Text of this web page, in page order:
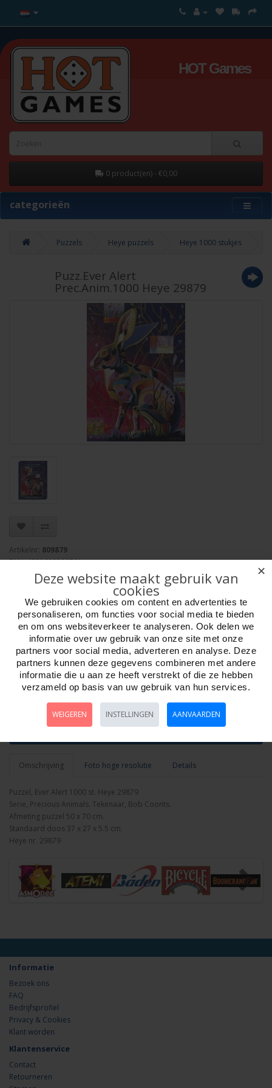
HOT Games
0 product(en) - €0,00
categorieën
Puzzels Heye puzzels Heye 1000 stukjes
Puzz.Ever Alert
Prec.Anim.1000 Heye 29879
Artikelnr: 809879
EAN: 4001689298791
Verpakkingseenheid: 6
Minimum afname: 1
Merk:Heye Puzzle
Aantal
Omschrijving Foto hoge resolutie Details
Puzzel, Ever Alert 1000 st. Heye 29879
Serie, Precious Animals. Tekenaar, Bob Coonts.
Afmeting puzzel 50 x 70 cm.
Standaard doos 37 x 27 x 5.5 cm.
Heye nr. 29879
Informatie
Bezoek ons
FAQ
Bedrijfsprofiel
Privacy & Cookies
Klant worden
Klantenservice
Contact
Retourneren
✕
Deze website maakt gebruik van
cookies
We gebruiken cookies om content en advertenties te
personaliseren, om functies voor social media te bieden
en om ons websiteverkeer te analyseren. Ook delen we
informatie over uw gebruik van onze site met onze
partners voor social media, adverteren en analyse. Deze
partners kunnen deze gegevens combineren met andere
informatie die u aan ze heeft verstrekt of die ze hebben
verzameld op basis van uw gebruik van hun services.
WEIGEREN INSTELLINGEN AANVAARDEN